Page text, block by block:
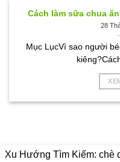
Cách làm sữa chua
28
Mục LụcVì sao người
Xu Hướng Tìm Kiếm: chè